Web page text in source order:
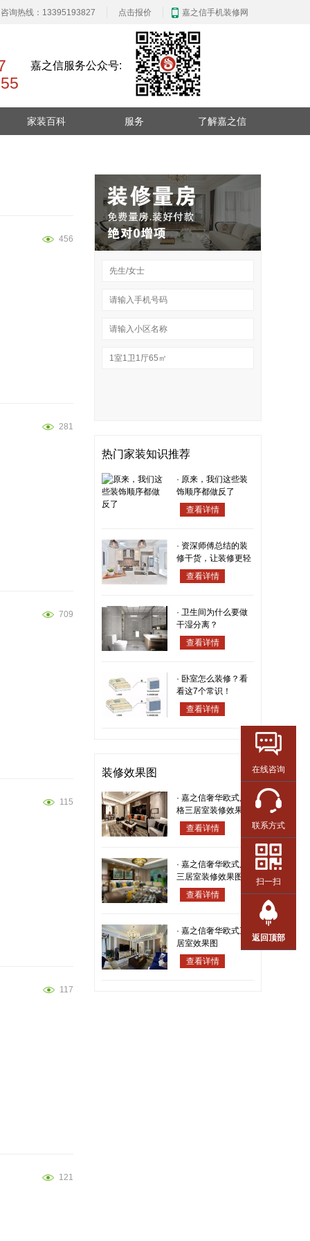
咨询热线：13395193827 点击报价 嘉之信手机装修网
嘉之信官方微信
嘉之信手机站
嘉之信服务公众号:
家装百科 服务 了解嘉之信
企业文化
新闻中心
456
281
709
115
117
121
热门家装知识推荐
· 原来，我们这些装
饰顺序都做反了
查看详情
· 资深师傅总结的装
修干货，让装修更轻
松！
查看详情
· 卫生间为什么要做
干湿分离？
查看详情
· 卧室怎么装修？看
看这7个常识！
查看详情
装修效果图
· 嘉之信奢华欧式风
格三居室装修效果图
查看详情
· 嘉之信奢华欧式风
三居室装修效果图
查看详情
· 嘉之信奢华欧式三
居室效果图
查看详情
在线咨询
联系方式
扫一扫
返回顶部